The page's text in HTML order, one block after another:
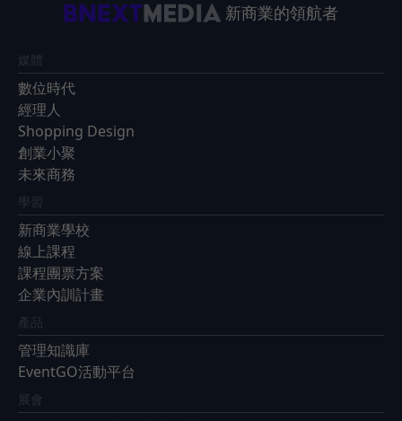
新商業的領航者
媒體
數位時代
經理人
Shopping Design
創業小聚
未來商務
學習
新商業學校
線上課程
課程團票方案
企業內訓計畫
產品
管理知識庫
EventGO活動平台
展會